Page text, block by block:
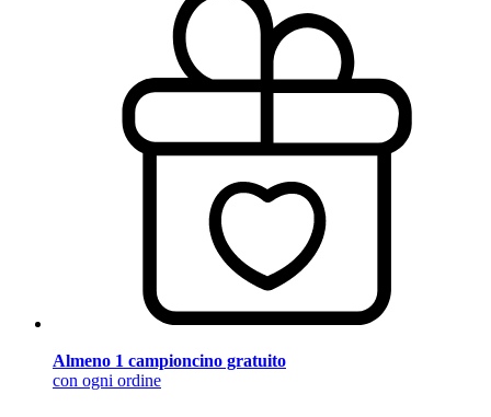
Almeno 1 campioncino gratuito
con ogni ordine